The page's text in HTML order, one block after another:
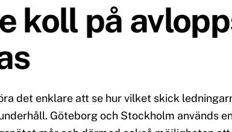
koll på
det enklare att se hur vilket skick
Göteborg och Stockholm används